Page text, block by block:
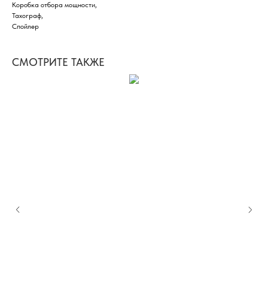
Коробка отбора мощности,
Тахограф,
Спойлер
СМОТРИТЕ ТАКЖЕ